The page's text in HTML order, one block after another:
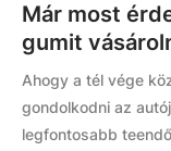
Már most
gumit
Ahogy a tél vége
gondolkodni az
legfontosabb